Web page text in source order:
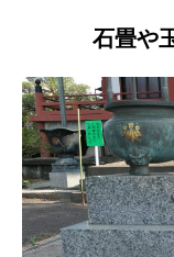
石畳や